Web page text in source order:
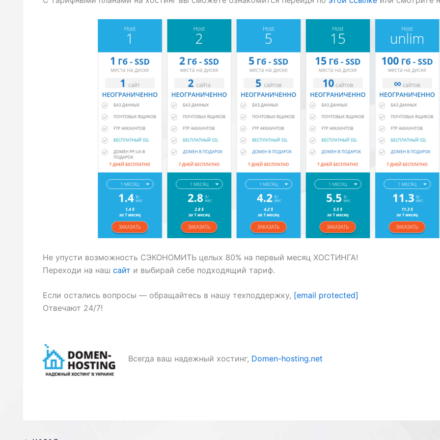
Не упусти возможность СЭКОНОМИТЬ целых 80% на первый месяц ХОСТИНГА!
Переходи на наш сайт и выбирай себе подходящий тариф.
Если остались вопросы — обращайтесь в нашу техподдержку, [email protected]
Отвечают 24/7!
Всегда ваш надежный хостинг, Domen-hosting.net